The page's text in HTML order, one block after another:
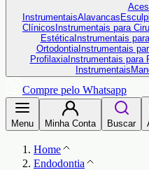
InstrumentaisAlavancas
Clínicos Instrumentais para
EstéticaInstrumentais
OrtodontiaInstrumentais
ProfilaxiaInstrumentais para
Instrumentais
Compre pelo Whatsapp
Menu Minha Conta Buscar
Home
Endodontia